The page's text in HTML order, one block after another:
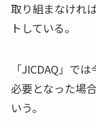
取り組まなけれ
トしている。
「JICDAQ」で
必要となった場
いう。